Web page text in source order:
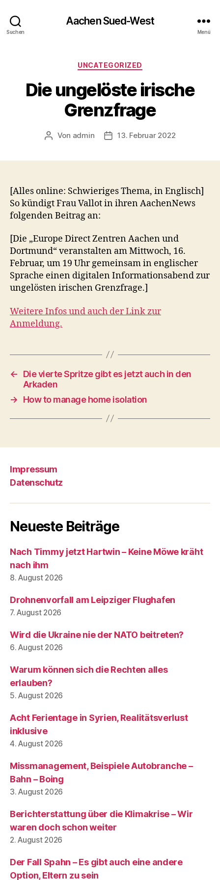
Suchen
Aachen Sued-West
Menü
Kategorien
UNCATEGORIZED
Die ungelöste irische
Grenzfrage
Beitragsautor
Von admin Veröffentlichungsdatum
13. Februar 2022
[Alles online: Schwieriges Thema, in Englisch]
So kündigt Frau Vallot in ihren AachenNews
folgenden Beitrag an:
[Die „Europe Direct Zentren Aachen und
Dortmund“ veranstalten am Mittwoch, 16.
Februar, um 19 Uhr gemeinsam in englischer
Sprache einen digitalen Informationsabend zur
ungelösten irischen Grenzfrage.]
Weitere Infos und auch der Link zur
Anmeldung.
←
Die vierte Spritze gibt es jetzt auch in den
Arkaden
→
How to manage home isolation
Impressum
Datenschutz
Neueste Beiträge
Nach Timmy jetzt Hartwin – Keine Möwe kräht
nach ihm
8. August 2026
Drohnenvorfall am Leipziger Flughafen
7. August 2026
Wird die Ukraine nie der NATO beitreten?
6. August 2026
Warum können sich die Rechten alles
erlauben?
5. August 2026
Acht Ferientage in Syrien, Realitätsverlust
inklusive
4. August 2026
Missmanagement, Beispiele Autobranche –
Bahn – Boing
3. August 2026
Berichterstattung über die Klimakrise – Wir
waren doch schon weiter
2. August 2026
Der Fall Spahn – Es gibt auch eine andere
Option, Eltern zu sein